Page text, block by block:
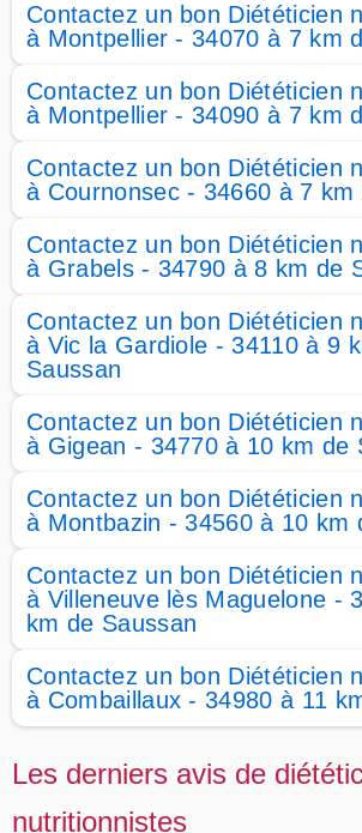
Contactez un bon Diététicien
à Montpellier - 34070 à 7 km
Contactez un bon Diététicien
à Montpellier - 34090 à 7 km
Contactez un bon Diététicien
à Cournonsec - 34660 à 7 km
Contactez un bon Diététicien
à Grabels - 34790 à 8 km de
Contactez un bon Diététicien
à Vic la Gardiole - 34110 à 9
Saussan
Contactez un bon Diététicien
à Gigean - 34770 à 10 km de
Contactez un bon Diététicien
à Montbazin - 34560 à 10 km
Contactez un bon Diététicien
à Villeneuve lès Maguelone -
km de Saussan
Contactez un bon Diététicien
à Combaillaux - 34980 à 11
Les derniers avis de
nutritionnistes